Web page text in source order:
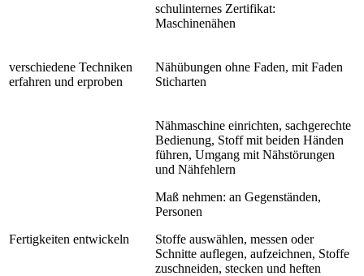
schulinternes Zertifikat:
Maschinenähen
verschiedene Techniken
erfahren und erproben
Nähübungen ohne Faden, mit Faden
Sticharten
Fertigkeiten entwickeln
Nähmaschine einrichten, sachgerechte
Bedienung, Stoff mit beiden Händen
führen, Umgang mit Nähstörungen
und Nähfehlern
Maß nehmen: an Gegenständen,
Personen
Stoffe auswählen, messen oder
Schnitte auflegen, aufzeichnen, Stoffe
zuschneiden, stecken und heften